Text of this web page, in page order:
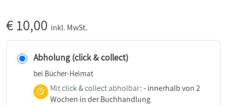
€10,00 inkl. MwSt.
Abholung (click & collect)
bei Bücher-Heimat
Mitclick & collect abholbar:- innerhalb von 2
Wochen in der Buchhandlung